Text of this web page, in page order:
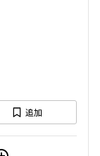
追加
追加